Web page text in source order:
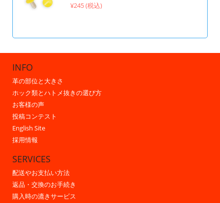
¥245 (税込)
INFO
革の部位と大きさ
ホック類とハトメ抜きの選び方
お客様の声
投稿コンテスト
English Site
採用情報
SERVICES
配送やお支払い方法
返品・交換のお手続き
購入時の漉きサービス